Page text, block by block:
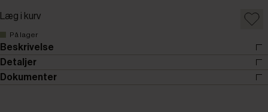
Læg i kurv
På lager
Beskrivelse
Detaljer
Dokumenter